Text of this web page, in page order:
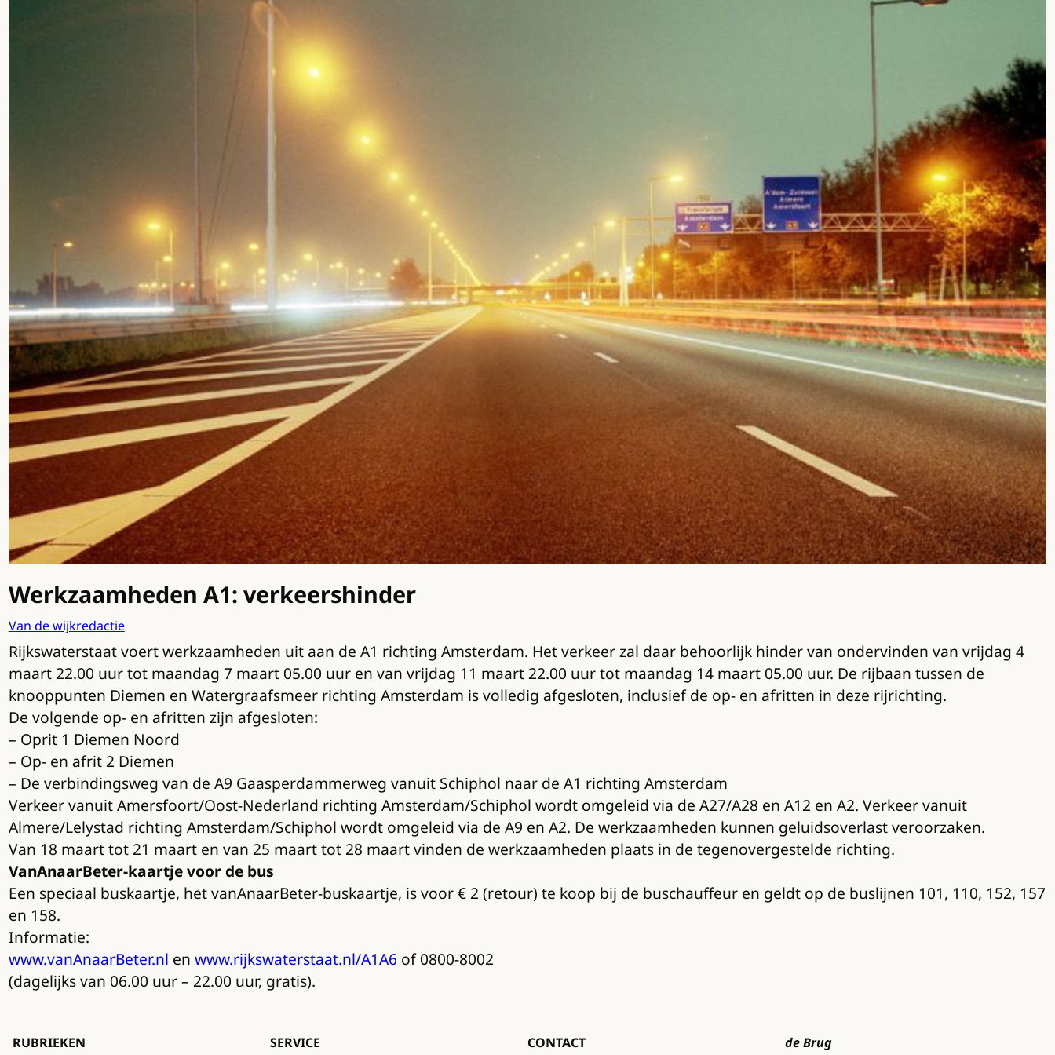
Werkzaamheden A1: verkeershinder
Van de wijkredactie
Rijkswaterstaat voert werkzaamheden uit aan de A1 richting Amsterdam. Het verkeer zal daar behoorlijk hinder van ondervinden van vrijdag 4
maart 22.00 uur tot maandag 7 maart 05.00 uur en van vrijdag 11 maart 22.00 uur tot maandag 14 maart 05.00 uur. De rijbaan tussen de
knooppunten Diemen en Watergraafsmeer richting Amsterdam is volledig afgesloten, inclusief de op- en afritten in deze rijrichting.
De volgende op- en afritten zijn afgesloten:
– Oprit 1 Diemen Noord
– Op- en afrit 2 Diemen
– De verbindingsweg van de A9 Gaasperdammerweg vanuit Schiphol naar de A1 richting Amsterdam
Verkeer vanuit Amersfoort/Oost-Nederland richting Amsterdam/Schiphol wordt omgeleid via de A27/A28 en A12 en A2. Verkeer vanuit
Almere/Lelystad richting Amsterdam/Schiphol wordt omgeleid via de A9 en A2. De werkzaamheden kunnen geluidsoverlast veroorzaken.
Van 18 maart tot 21 maart en van 25 maart tot 28 maart vinden de werkzaamheden plaats in de tegenovergestelde richting.
VanAnaarBeter-kaartje voor de bus
Een speciaal buskaartje, het vanAnaarBeter-buskaartje, is voor € 2 (retour) te koop bij de buschauffeur en geldt op de buslijnen 101, 110, 152, 157
en 158.
Informatie:
www.vanAnaarBeter.nl en www.rijkswaterstaat.nl/A1A6 of 0800-8002
(dagelijks van 06.00 uur – 22.00 uur, gratis).
RUBRIEKEN SERVICE CONTACT
de Brug